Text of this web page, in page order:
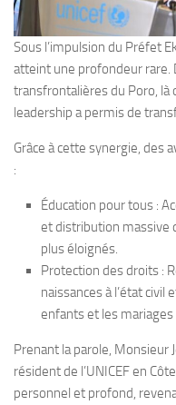
Sous l’impulsion du Préfet
atteint une profondeur rare.
transfrontalières du Poro, là
leadership a permis de
Grâce à cette synergie, des
:
Éducation pour tous :
et distribution massive
plus éloignés.
Protection des droits :
naissances à l’état civil
enfants et les mariages
Prenant la parole, Monsieur
résident de l’UNICEF en
personnel et profond,